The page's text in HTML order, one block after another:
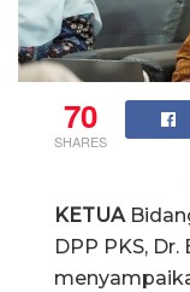
70
SHARES
KETUA
DPP PKS, Dr.